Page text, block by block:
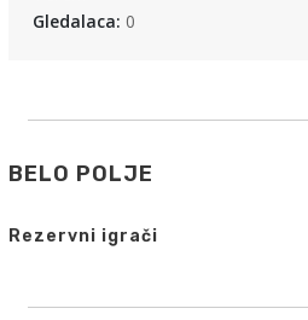
Gledalaca: 0
BELO POLJE
Rezervni igrači